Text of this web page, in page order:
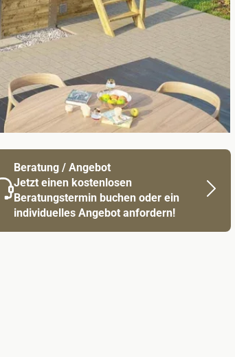
Beratung / Angebot
Jetzt einen kostenlosen
Beratungstermin buchen oder ein
individuelles Angebot anfordern!